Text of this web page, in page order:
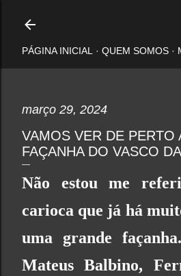
PÁGINA INICIAL QUEM SOMOS
março 29, 2024
VAMOS VER DE PERTO
FAÇANHA DO VASCO
Não estou me
carioca que já há
uma grande
Mateus Balbino,